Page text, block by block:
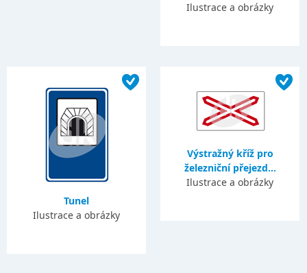
Ilustrace a obrázky
Tunel
Ilustrace a obrázky
Výstražný kříž pro
železniční přejezd...
Ilustrace a obrázky